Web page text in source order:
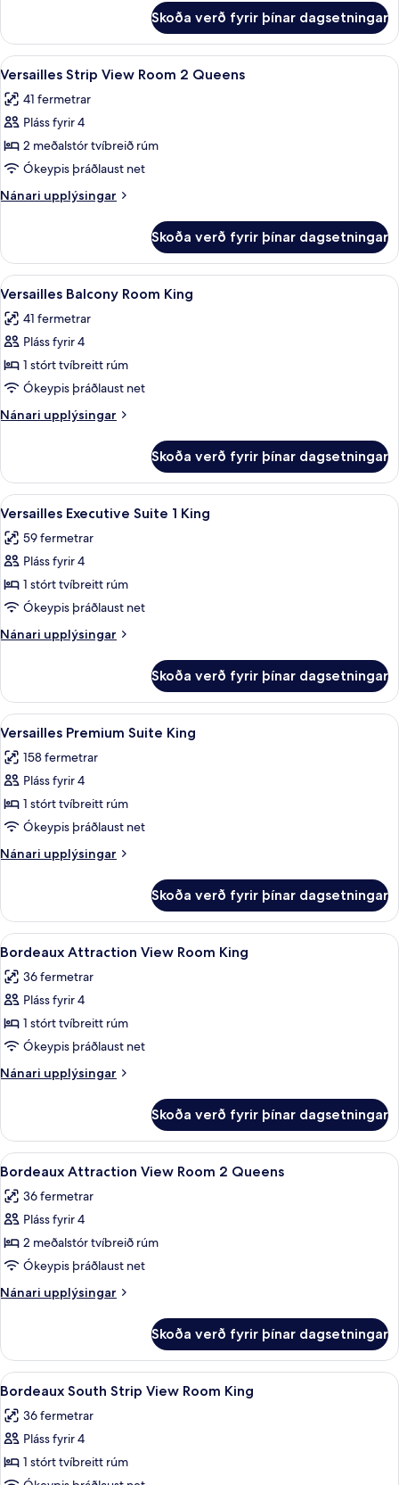
Strip
View
Room
Skoða verð fyrir þínar dagsetningar
Skoða
allar
myndir
fyrir
Versailles
Strip
View
Room
Queens
Rúmföt af bestu gerð, míníbar,
4
Versailles Strip View Room 2 Queens
41 fermetrar
Pláss fyrir 4
2 meðalstór tvíbreið rúm
Ókeypis þráðlaust net
Nánari upplýsingar
Nánari
Strip
View
Room
Queens
Skoða verð fyrir þínar dagsetningar
Skoða
allar
myndir
fyrir
Versailles
Balcony
Room
King
Versailles Balcony Room King |
4
Versailles Balcony Room King
41 fermetrar
Pláss fyrir 4
1 stórt tvíbreitt rúm
Ókeypis þráðlaust net
Nánari upplýsingar
Nánari
Balcony
Room
King
Skoða verð fyrir þínar dagsetningar
Skoða
allar
myndir
fyrir
Versailles
Executive
Suite
1
Versailles Executive Suite 1 King |
4
Versailles Executive Suite 1 King
59 fermetrar
Pláss fyrir 4
1 stórt tvíbreitt rúm
Ókeypis þráðlaust net
Nánari upplýsingar
Nánari
Executive
Suite
1
Skoða verð fyrir þínar dagsetningar
Skoða
allar
myndir
fyrir
Versailles
Premium
Suite
King
42-tommu flatskjársjónvarp með
5
Versailles Premium Suite King
158 fermetrar
Pláss fyrir 4
1 stórt tvíbreitt rúm
Ókeypis þráðlaust net
Nánari upplýsingar
Nánari
Premium
Suite
King
Skoða verð fyrir þínar dagsetningar
Skoða
allar
myndir
fyrir
Bordeaux
Attraction
View
Room
Rúmföt af bestu gerð, míníbar,
4
Bordeaux Attraction View Room King
36 fermetrar
Pláss fyrir 4
1 stórt tvíbreitt rúm
Ókeypis þráðlaust net
Nánari upplýsingar
Nánari
Attraction
View
Room
Skoða verð fyrir þínar dagsetningar
Skoða
allar
myndir
fyrir
Bordeaux
Attraction
View
Room
Queens
Rúmföt af bestu gerð, míníbar,
4
Bordeaux Attraction View Room 2 Queens
36 fermetrar
Pláss fyrir 4
2 meðalstór tvíbreið rúm
Ókeypis þráðlaust net
Nánari upplýsingar
Nánari
Attraction
View
Room
Queens
Skoða verð fyrir þínar dagsetningar
Skoða
allar
myndir
fyrir
Bordeaux
Rúmföt af bestu gerð, míníbar,
4
Bordeaux South Strip View Room King
36 fermetrar
Pláss fyrir 4
1 stórt tvíbreitt rúm